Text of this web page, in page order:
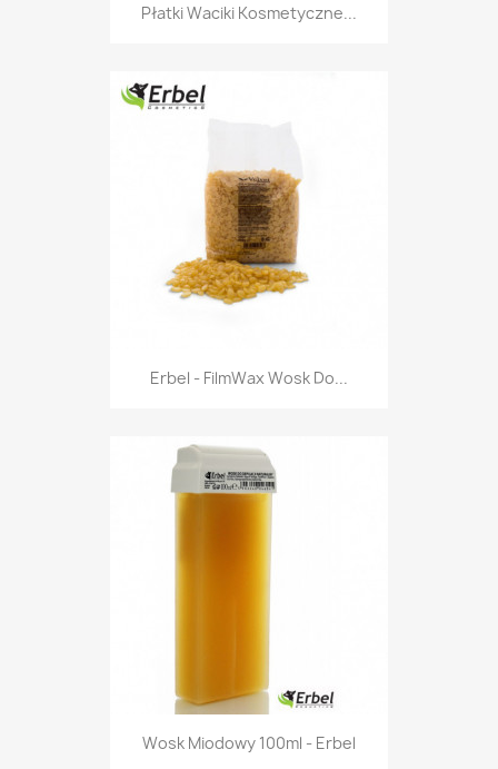
Płatki Waciki Kosmetyczne...
Erbel - FilmWax Wosk Do...
Wosk Miodowy 100ml - Erbel